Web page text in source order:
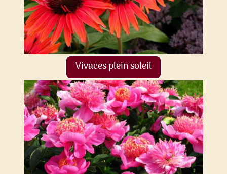
Vivaces plein soleil